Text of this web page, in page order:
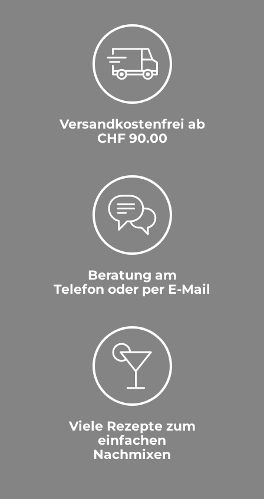
Versandkostenfrei ab
CHF 90.00
Beratung am
Telefon oder per E-Mail
Viele Rezepte zum
einfachen
Nachmixen